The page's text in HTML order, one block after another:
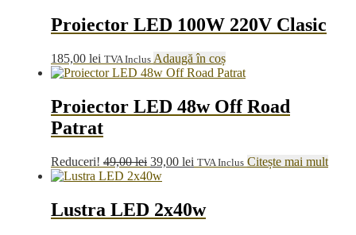
Proiector LED 100W 220V Clasic
185,00 lei TVA Inclus Adaugă în coș
Proiector LED 48w Off Road
Patrat
Reduceri! 49,00lei Prețul
inițial
fost:
49,00 lei.
39,00 lei Prețul
TVA Inclus Citește mai mult
Lustra LED 2x40w